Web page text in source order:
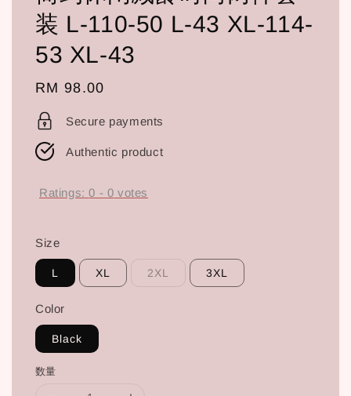
装 L-110-50 L-43 XL-114-
53 XL-43
Regular
price
RM 98.00
Secure payments
Authentic product
Ratings:0 - 0 votes
Size
L XL 2XL 3XL
Color
Black
数量